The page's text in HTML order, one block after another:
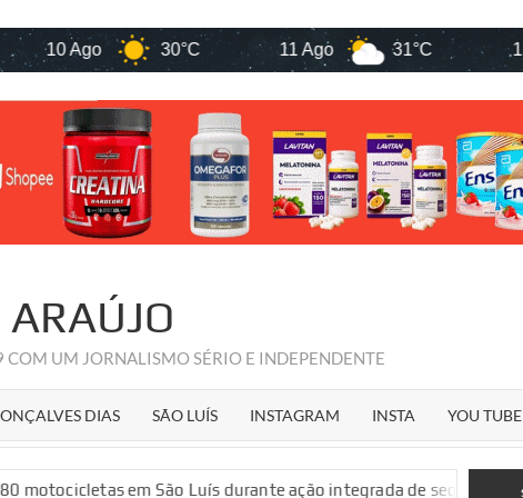
30°C 11 Ago 31°C 12 Ago
UM JORNALISMO SÉRIO E INDEPENDENTE
DIAS SÃO LUÍS INSTAGRAM INSTA YOU TUBE
São Luís durante ação integrada de segurança pública Veja